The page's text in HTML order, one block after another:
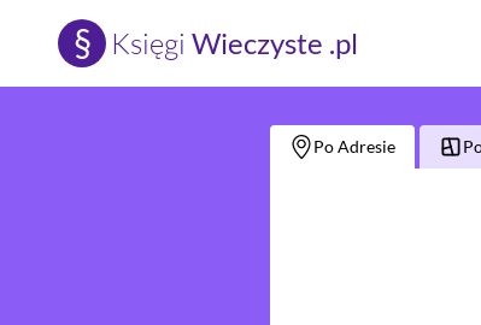
§ Księgi Wieczyste .pl
Po Adresie